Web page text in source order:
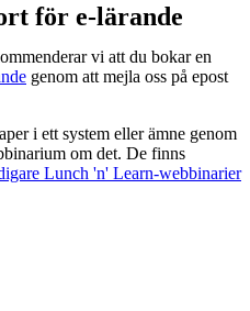
för e-lärande
vi att du bokar en
genom att mejla oss på epost
i ett system eller ämne genom
om det. De finns
Lunch 'n' Learn-webbinarier